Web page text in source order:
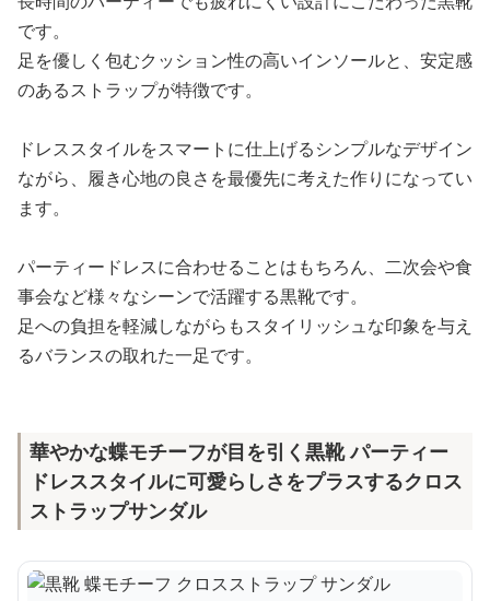
です。
足を優しく包むクッション性の高いインソールと、安定感
のあるストラップが特徴です。
ドレススタイルをスマートに仕上げるシンプルなデザイン
ながら、履き心地の良さを最優先に考えた作りになってい
ます。
パーティードレスに合わせることはもちろん、二次会や食
事会など様々なシーンで活躍する黒靴です。
足への負担を軽減しながらもスタイリッシュな印象を与え
るバランスの取れた一足です。
華やかな蝶モチーフが目を引く黒靴 パーティー
ドレススタイルに可愛らしさをプラスするクロス
ストラップサンダル